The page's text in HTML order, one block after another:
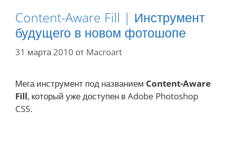
с
о
ж
х
о
Content-Aware Fill | Инструмент
будущего в новом фотошопе
31 марта 2010 от Macroart
Мега инструмент под названием Content-Aware
Fill, который уже доступен в Adobe Photoshop
CS5.